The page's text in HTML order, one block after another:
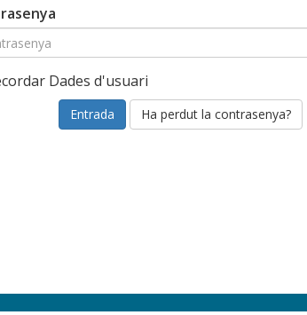
Dades d'usuari
Ha perdut la contrasenya?